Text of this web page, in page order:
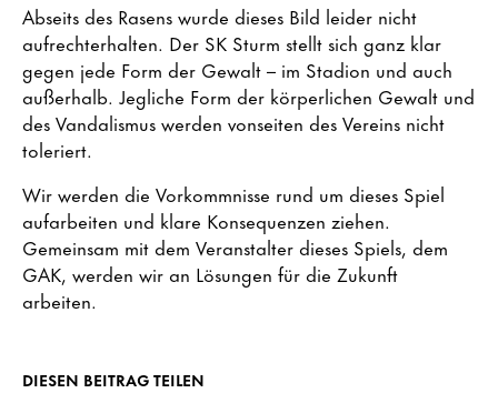
Abseits des Rasens wurde dieses Bild leider nicht
aufrechterhalten. Der SK Sturm stellt sich ganz klar
gegen jede Form der Gewalt – im Stadion und auch
außerhalb. Jegliche Form der körperlichen Gewalt und
des Vandalismus werden vonseiten des Vereins nicht
toleriert.
Wir werden die Vorkommnisse rund um dieses Spiel
aufarbeiten und klare Konsequenzen ziehen.
Gemeinsam mit dem Veranstalter dieses Spiels, dem
GAK, werden wir an Lösungen für die Zukunft
arbeiten.
DIESEN BEITRAG TEILEN